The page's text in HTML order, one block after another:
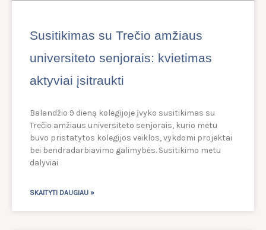
Susitikimas su Trečio amžiaus
universiteto senjorais: kvietimas
aktyviai įsitraukti
Balandžio 9 dieną kolegijoje įvyko susitikimas su
Trečio amžiaus universiteto senjorais, kurio metu
buvo pristatytos kolegijos veiklos, vykdomi projektai
bei bendradarbiavimo galimybės. Susitikimo metu
dalyviai
SKAITYTI DAUGIAU »